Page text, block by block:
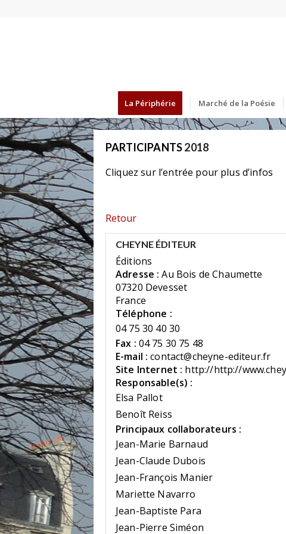
La Périphérie Marché de la Poésie
PARTICIPANTS2018
Cliquez sur l’entrée pour plus d’infos
Retour
CHEYNE ÉDITEUR
Éditions
Adresse : Au Bois de Chaumette
07320 Devesset
France
Téléphone :
04 75 30 40 30
Fax : 04 75 30 75 48
E-mail : contact@cheyne-editeur.fr
Site Internet : http://http://
Responsable(s) :
Elsa Pallot
Benoît Reiss
Principaux collaborateurs :
Jean-Marie Barnaud
Jean-Claude Dubois
Jean-François Manier
Mariette Navarro
Jean-Baptiste Para
Jean-Pierre Siméon